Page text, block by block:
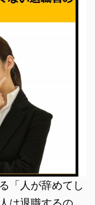
「人が辞めてし